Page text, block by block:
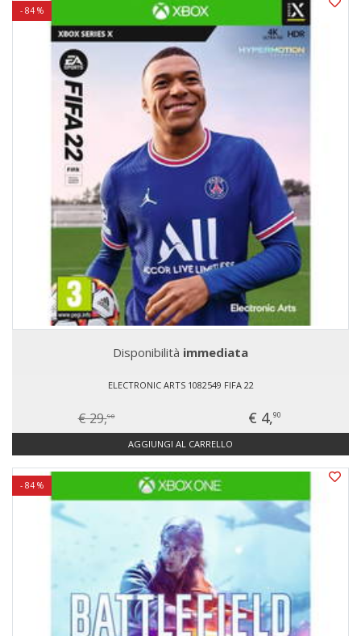
- 84 %
Disponibilità immediata
ELECTRONIC ARTS 1082549 FIFA 22
€ 29,90 € 4,90
AGGIUNGI AL CARRELLO
- 84 %